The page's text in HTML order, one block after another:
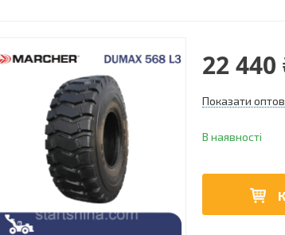
22 440
Показати
В наявності